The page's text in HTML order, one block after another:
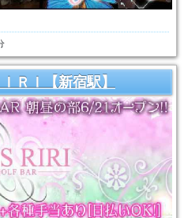
ＲＩ【新宿駅】